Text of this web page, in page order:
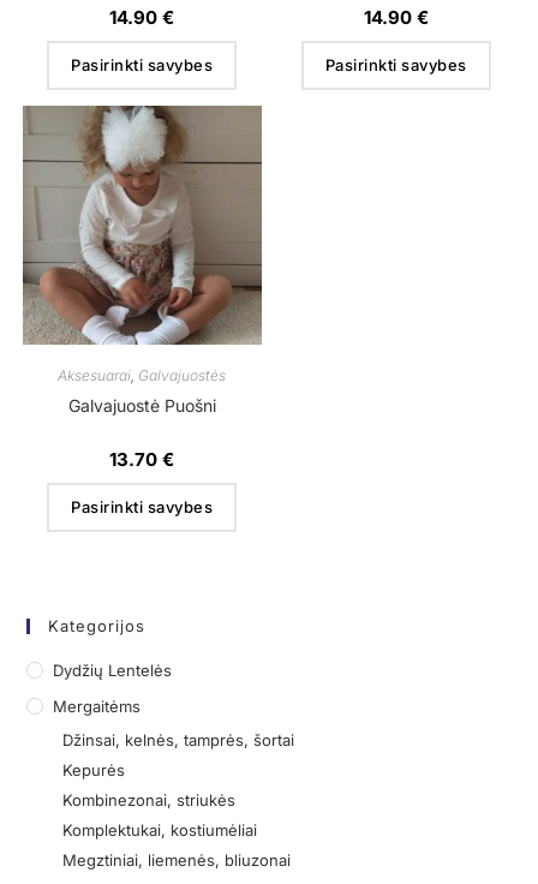
14.90€
Pasirinkti savybes
14.90 €
Pasirinkti savybes
Aksesuarai Galvajuostės
Galvajuostė Puošni
13.70€
Pasirinkti savybes
Kategorijos
Dydžių Lentelės
Mergaitėms
Džinsai, kelnės, tamprės, šortai
Kepurės
Kombinezonai, striukės
Komplektukai, kostiumėliai
Megztiniai, liemenės, bliuzonai